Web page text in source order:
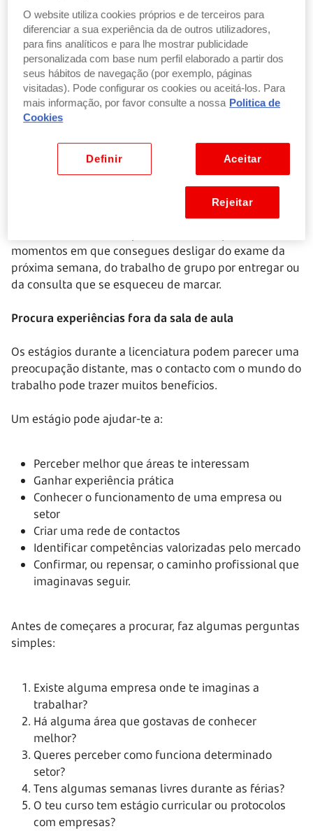
As atividades extracurriculares são uma componente
essencial da formação. Mesmo quando não fazem
parte do curso, podem ter um impacto importante no
desenvolvimento pessoal e profissional.
O desporto, por exemplo, é uma boa forma de cuidar
do bem-estar físico e mental. Praticar exercício com
rotina mais equilibrada.
Fazer exercício numa fase em que cada minuto parece
contar exige compromisso, gestão do tempo e força de
momentos em que consegues desligar do exame da
próxima semana, do trabalho de grupo por entregar ou
da consulta que se esqueceu de marcar.
Procura experiências fora da sala de aula
Os estágios durante a licenciatura podem parecer uma
preocupação distante, mas o contacto com o mundo do
trabalho pode trazer muitos benefícios.
Um estágio pode ajudar-te a:
Perceber melhor que áreas te interessam
Ganhar experiência prática
Conhecer o funcionamento de uma empresa ou
setor
Criar uma rede de contactos
Identificar competências valorizadas pelo mercado
Confirmar, ou repensar, o caminho profissional que
imaginavas seguir.
Antes de começares a procurar, faz algumas perguntas
simples:
Existe alguma empresa onde te imaginas a
trabalhar?
Há alguma área que gostavas de conhecer
melhor?
Queres perceber como funciona determinado
setor?
Tens algumas semanas livres durante as férias?
O teu curso tem estágio curricular ou protocolos
com empresas?
O website utiliza cookies próprios e de terceiros para
diferenciar a sua experiência da de outros utilizadores,
para fins analíticos e para lhe mostrar publicidade
personalizada com base num perfil elaborado a partir dos
seus hábitos de navegação (por exemplo, páginas
visitadas). Pode configurar os cookies ou aceitá-los. Para
mais informação, por favor consulte a nossa Politica de
Cookies
Aceitar
Definir
Rejeitar